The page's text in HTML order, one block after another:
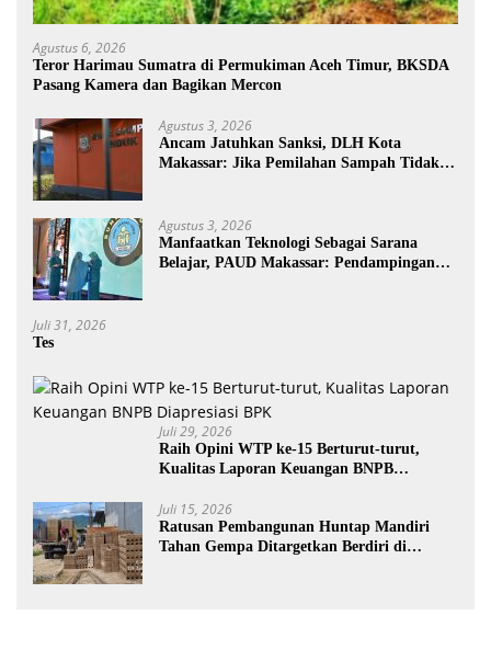
Agustus 6, 2026
Teror Harimau Sumatra di Permukiman Aceh Timur, BKSDA
Pasang Kamera dan Bagikan Mercon
Agustus 3, 2026
Ancam Jatuhkan Sanksi, DLH Kota
Makassar: Jika Pemilahan Sampah Tidak
Agustus 3, 2026
Manfaatkan Teknologi Sebagai Sarana
Belajar, PAUD Makassar: Pendampingan
Juli 31, 2026
Tes
Juli 29, 2026
Raih Opini WTP ke-15 Berturut-turut,
Kualitas Laporan Keuangan BNPB
Juli 15, 2026
Ratusan Pembangunan Huntap Mandiri
Tahan Gempa Ditargetkan Berdiri di